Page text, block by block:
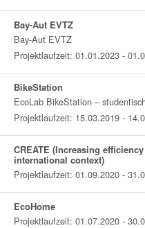
Bay-Aut EVTZ
Bay-Aut EVTZ
Projektlaufzeit: 01.01.2023 -
BikeStation
EcoLab BikeStation –
Projektlaufzeit: 15.03.2019 -
CREATE (Increasing
international context)
Projektlaufzeit: 01.09.2020 -
EcoHome
Projektlaufzeit: 01.07.2020 -